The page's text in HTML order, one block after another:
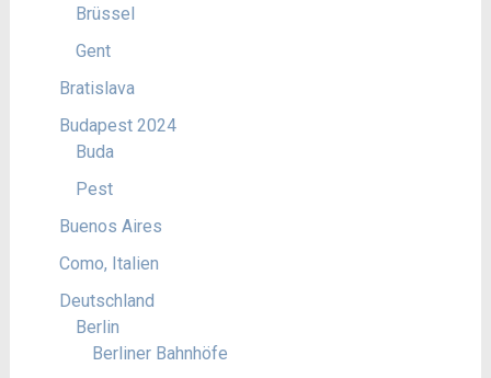
Brüssel
Gent
Bratislava
Budapest 2024
Buda
Pest
Buenos Aires
Como, Italien
Deutschland
Berlin
Berliner Bahnhöfe